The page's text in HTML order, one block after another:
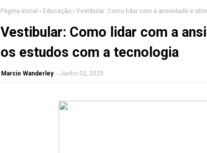
Página inicial Educação Vestibular: Como lidar com a ansiedade e
Vestibular: Como lidar com a
os estudos com a tecnologia
Marcio Wanderley - Junho 02, 2025